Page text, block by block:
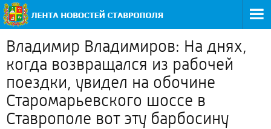
Владимир Владимиров: На днях,
когда возвращался из рабочей
поездки, увидел на обочине
Старомарьевского шоссе в
Ставрополе вот эту барбосину